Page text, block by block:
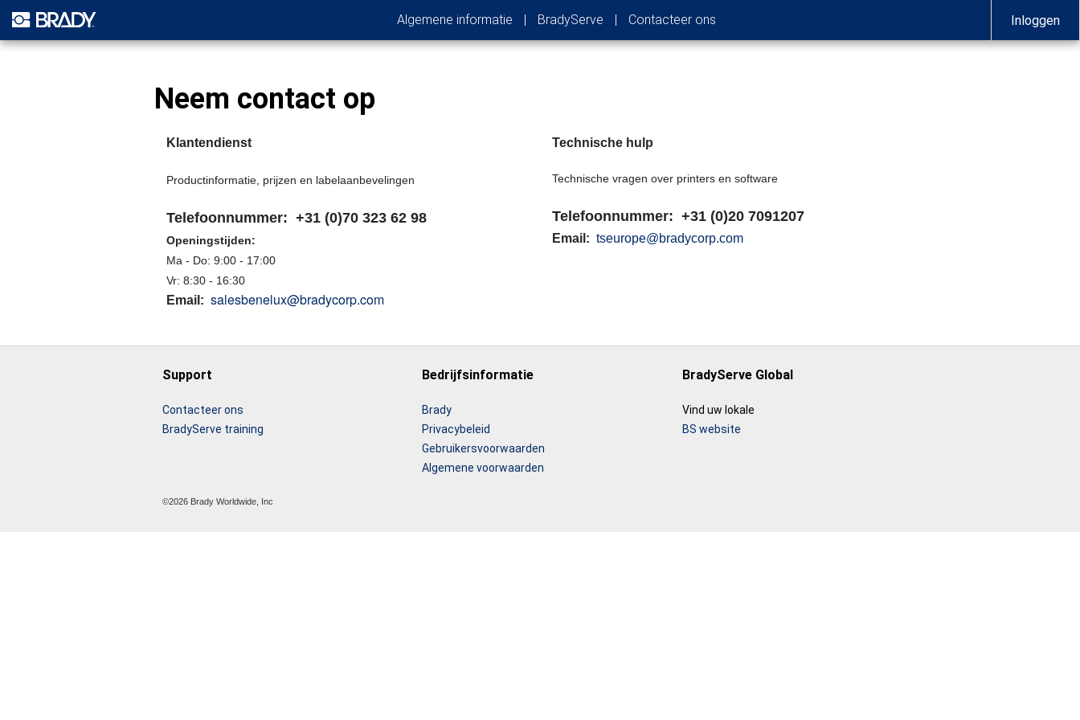
Inloggen
Algemene informatie | BradyServe | Contacteer ons
Neem contact op
Klantendienst
Productinformatie, prijzen en labelaanbevelingen
Telefoonnummer: +31 (0)70 323 62 98
Openingstijden:
Ma - Do: 9:00 - 17:00
Vr: 8:30 - 16:30
Email: salesbenelux@bradycorp.com
Technische hulp
Technische vragen over printers en software
Telefoonnummer: +31 (0)20 7091207
Email: tseurope@bradycorp.com
Support
Contacteer ons
BradyServe training
Bedrijfsinformatie
Brady
Privacybeleid
Gebruikersvoorwaarden
Algemene voorwaarden
BradyServe Global
Vind uw lokale
BS website
©2026 Brady Worldwide, Inc